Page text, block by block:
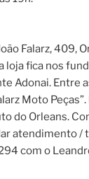
Falarz, 409,
loja fica nos
Adonai. Entre
Moto
do Orleans.
atendimento /
com o